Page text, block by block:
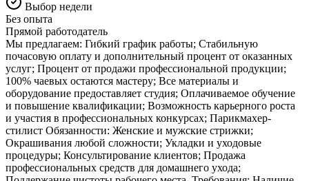
Выбор недели
Без опыта
Прямой работодатель
Мы предлагаем: Гибкий график работы; Стабильную
почасовую оплату и дополнительный процент от оказанных
услуг; Процент от продажи профессиональной продукции;
100% чаевых остаются мастеру; Все материалы и
оборудование предоставляет студия; Оплачиваемое обучение
и повышение квалификации; Возможность карьерного роста
и участия в профессиональных конкурсах; Парикмахер-
стилист Обязанности: Женские и мужские стрижки;
Окрашивания любой сложности; Укладки и уходовые
процедуры; Консультирование клиентов; Продажа
профессиональных средств для домашнего ухода;